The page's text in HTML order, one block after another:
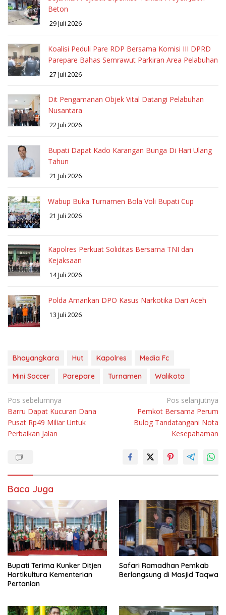
Beton
29 Juli 2026
Koalisi Peduli Pare RDP Bersama Komisi III DPRD
Parepare Bahas Semrawut Parkiran Area Pelabuhan
27 Juli 2026
Dit Pengamanan Objek Vital Datangi Pelabuhan
Nusantara
22 Juli 2026
Bupati Dapat Kado Karangan Bunga Di Hari Ulang
Tahun
21 Juli 2026
Wabup Buka Turnamen Bola Voli Bupati Cup
21 Juli 2026
Kapolres Perkuat Soliditas Bersama TNI dan
Kejaksaan
14 Juli 2026
Polda Amankan DPO Kasus Narkotika Dari Aceh
13 Juli 2026
Bhayangkara Hut Kapolres
Media Fc
Mini Soccer
Parepare Turnamen Walikota
Navigasi
pos
Pos sebelumnya
Barru Dapat Kucuran Dana
Pusat Rp49 Miliar Untuk
Perbaikan Jalan
Pos selanjutnya
Pemkot Bersama Perum
Bulog Tandatangani Nota
Kesepahaman
Baca Juga
Bupati Terima Kunker Ditjen
Hortikultura Kementerian
Pertanian
Safari Ramadhan Pemkab
Berlangsung di Masjid Taqwa